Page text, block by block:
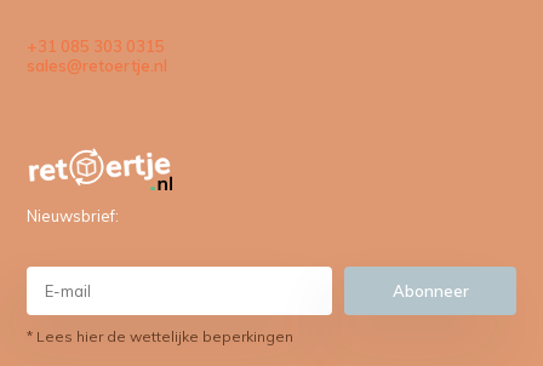
+31 085 303 0315
sales@retoertje.nl
Nieuwsbrief:
Abonneer
* Lees hier de wettelijke beperkingen